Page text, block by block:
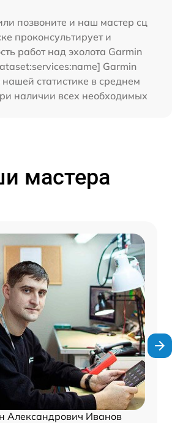
позвоните и наш мастер сц
проконсультирует и
работ над эхолота Garmin
Garmin
статистике в среднем
наличии всех необходимых
мастера
Александрович Иванов